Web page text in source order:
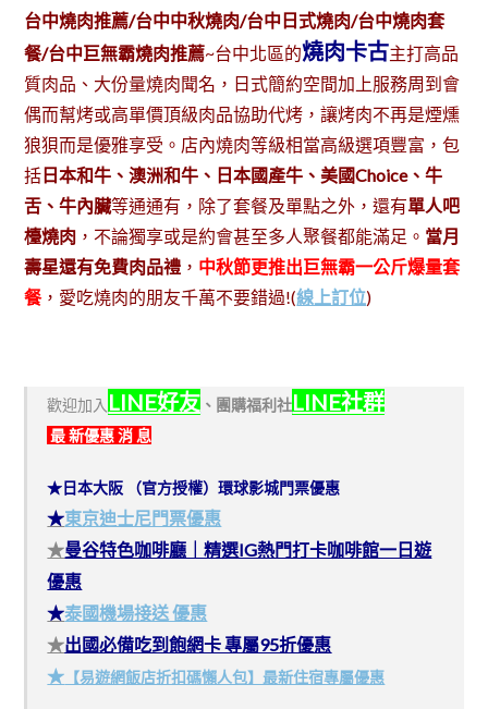
台中燒肉推薦/台中中秋燒肉/台中日式燒肉/台中燒肉套
餐/台中巨無霸燒肉推薦~台中北區的燒肉卡古主打高品
質肉品、大份量燒肉聞名，日式簡約空間加上服務周到會
偶而幫烤或高單價頂級肉品協助代烤，讓烤肉不再是煙燻
狼狽而是優雅享受。店內燒肉等級相當高級選項豐富，包
括日本和牛、澳洲和牛、日本國產牛、美國Choice、牛
舌、牛內臟等通通有，除了套餐及單點之外，還有單人吧
檯燒肉 ，不論獨享或是約會甚至多人聚餐都能滿足。 當月
壽星還有免費肉品禮 ， 中秋節更推出巨無霸一公斤爆量套
餐，愛吃燒肉的朋友千萬不要錯過!(線上訂位)
歡迎加入 LINE好友 、 團購福利社LINE社群
最 新優惠 消 息
★日本大阪 （官方授權）環球影城門票優惠
★東京迪士尼門票優惠
★曼谷特色咖啡廳｜精選IG熱門打卡咖啡館一日遊
優惠
★泰國機場接送 優惠
★出國必備吃到飽網卡 專屬95折優惠
★ 【易遊網飯店折扣碼懶人包】最新住宿專屬優惠